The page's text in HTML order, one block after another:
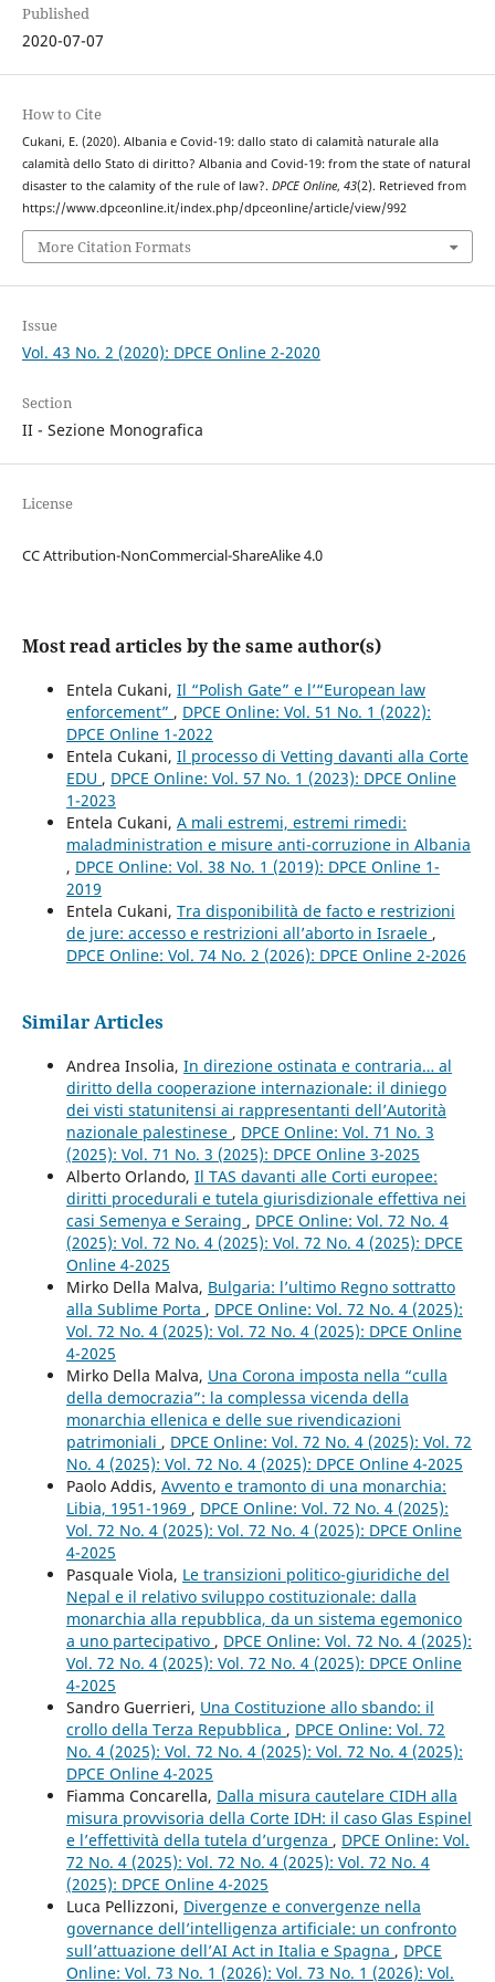
Published
2020-07-07
How to Cite
Cukani, E. (2020). Albania e Covid-19: dallo stato di calamità naturale alla
calamità dello Stato di diritto? Albania and Covid-19: from the state of natural
disaster to the calamity of the rule of law?. DPCE Online, 43(2). Retrieved from
https://www.dpceonline.it/index.php/dpceonline/article/view/992
More Citation Formats
Issue
Vol. 43 No. 2 (2020): DPCE Online 2-2020
Section
II - Sezione Monografica
License
CC Attribution-NonCommercial-ShareAlike 4.0
Most read articles by the same author(s)
Entela Cukani, Il “Polish Gate” e l’“European law
enforcement” , DPCE Online: Vol. 51 No. 1 (2022):
DPCE Online 1-2022
Entela Cukani, Il processo di Vetting davanti alla Corte
EDU , DPCE Online: Vol. 57 No. 1 (2023): DPCE Online
1-2023
Entela Cukani, A mali estremi, estremi rimedi:
maladministration e misure anti-corruzione in Albania
, DPCE Online: Vol. 38 No. 1 (2019): DPCE Online 1-
2019
Entela Cukani, Tra disponibilità de facto e restrizioni
de jure: accesso e restrizioni all’aborto in Israele ,
DPCE Online: Vol. 74 No. 2 (2026): DPCE Online 2-2026
Similar Articles
Andrea Insolia, In direzione ostinata e contraria… al
diritto della cooperazione internazionale: il diniego
dei visti statunitensi ai rappresentanti dell’Autorità
nazionale palestinese , DPCE Online: Vol. 71 No. 3
(2025): Vol. 71 No. 3 (2025): DPCE Online 3-2025
Alberto Orlando, Il TAS davanti alle Corti europee:
diritti procedurali e tutela giurisdizionale effettiva nei
casi Semenya e Seraing , DPCE Online: Vol. 72 No. 4
(2025): Vol. 72 No. 4 (2025): Vol. 72 No. 4 (2025): DPCE
Online 4-2025
Mirko Della Malva, Bulgaria: l’ultimo Regno sottratto
alla Sublime Porta , DPCE Online: Vol. 72 No. 4 (2025):
Vol. 72 No. 4 (2025): Vol. 72 No. 4 (2025): DPCE Online
4-2025
Mirko Della Malva, Una Corona imposta nella “culla
della democrazia”: la complessa vicenda della
monarchia ellenica e delle sue rivendicazioni
patrimoniali , DPCE Online: Vol. 72 No. 4 (2025): Vol. 72
No. 4 (2025): Vol. 72 No. 4 (2025): DPCE Online 4-2025
Paolo Addis, Avvento e tramonto di una monarchia:
Libia, 1951-1969 , DPCE Online: Vol. 72 No. 4 (2025):
Vol. 72 No. 4 (2025): Vol. 72 No. 4 (2025): DPCE Online
4-2025
Pasquale Viola, Le transizioni politico-giuridiche del
Nepal e il relativo sviluppo costituzionale: dalla
monarchia alla repubblica, da un sistema egemonico
a uno partecipativo , DPCE Online: Vol. 72 No. 4 (2025):
Vol. 72 No. 4 (2025): Vol. 72 No. 4 (2025): DPCE Online
4-2025
Sandro Guerrieri, Una Costituzione allo sbando: il
crollo della Terza Repubblica , DPCE Online: Vol. 72
No. 4 (2025): Vol. 72 No. 4 (2025): Vol. 72 No. 4 (2025):
DPCE Online 4-2025
Fiamma Concarella, Dalla misura cautelare CIDH alla
misura provvisoria della Corte IDH: il caso Glas Espinel
e l’effettività della tutela d’urgenza , DPCE Online: Vol.
72 No. 4 (2025): Vol. 72 No. 4 (2025): Vol. 72 No. 4
(2025): DPCE Online 4-2025
Luca Pellizzoni, Divergenze e convergenze nella
governance dell’intelligenza artificiale: un confronto
sull’attuazione dell’AI Act in Italia e Spagna , DPCE
Online: Vol. 73 No. 1 (2026): Vol. 73 No. 1 (2026): Vol.